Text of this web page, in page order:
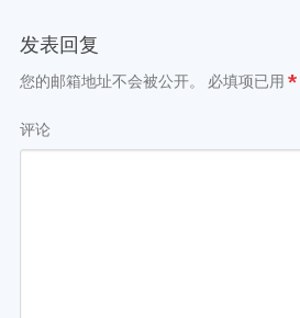
发表回复
您的邮箱地址不会被公开。 必填项已用 *
评论